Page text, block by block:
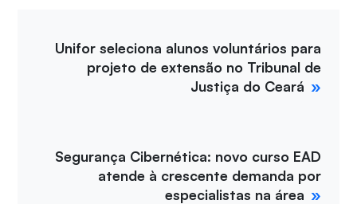
Unifor seleciona alunos voluntários para
projeto de extensão no Tribunal de
Justiça do Ceará
Segurança Cibernética: novo curso EAD
atende à crescente demanda por
especialistas na área